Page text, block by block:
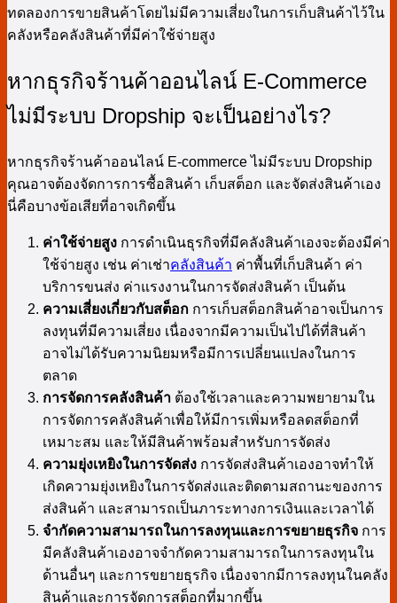
ทดลองการขายสินค้าโดยไม่มีความเสี่ยงในการเก็บสินค้าไว้ใน
คลังหรือคลังสินค้าที่มีค่าใช้จ่ายสูง
หากธุรกิจร้านค้าออนไลน์ E-Commerce
ไม่มีระบบ Dropship จะเป็นอย่างไร?
หากธุรกิจร้านค้าออนไลน์ E-commerce ไม่มีระบบ Dropship
คุณอาจต้องจัดการการซื้อสินค้า เก็บสต็อก และจัดส่งสินค้าเอง
นี่คือบางข้อเสียที่อาจเกิดขึ้น
ค่าใช้จ่ายสูง การดำเนินธุรกิจที่มีคลังสินค้าเองจะต้องมีค่า
ใช้จ่ายสูง เช่น ค่าเช่าคลังสินค้า ค่าพื้นที่เก็บสินค้า ค่า
บริการขนส่ง ค่าแรงงานในการจัดส่งสินค้า เป็นต้น
ความเสี่ยงเกี่ยวกับสต็อก การเก็บสต็อกสินค้าอาจเป็นการ
ลงทุนที่มีความเสี่ยง เนื่องจากมีความเป็นไปได้ที่สินค้า
อาจไม่ได้รับความนิยมหรือมีการเปลี่ยนแปลงในการ
ตลาด
การจัดการคลังสินค้า ต้องใช้เวลาและความพยายามใน
การจัดการคลังสินค้าเพื่อให้มีการเพิ่มหรือลดสต็อกที่
เหมาะสม และให้มีสินค้าพร้อมสำหรับการจัดส่ง
ความยุ่งเหยิงในการจัดส่ง การจัดส่งสินค้าเองอาจทำให้
เกิดความยุ่งเหยิงในการจัดส่งและติดตามสถานะของการ
ส่งสินค้า และสามารถเป็นภาระทางการเงินและเวลาได้
จำกัดความสามารถในการลงทุนและการขยายธุรกิจ การ
มีคลังสินค้าเองอาจจำกัดความสามารถในการลงทุนใน
ด้านอื่นๆ และการขยายธุรกิจ เนื่องจากมีการลงทุนในคลัง
สินค้าและการจัดการสต็อกที่มากขึ้น